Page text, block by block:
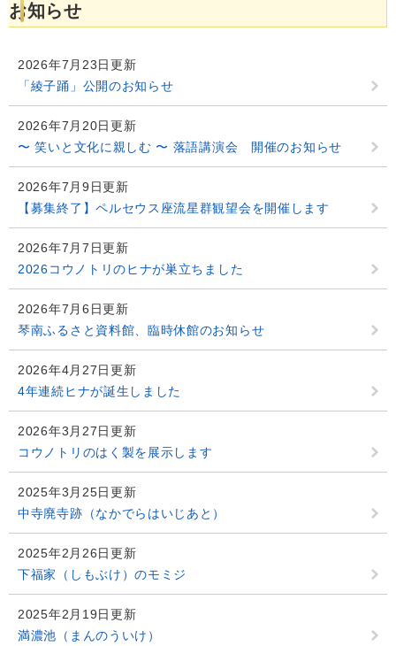
お知らせ
2026年7月23日更新
「綾子踊」公開のお知らせ
2026年7月20日更新
〜 笑いと文化に親しむ 〜 落語講演会 開催のお知らせ
2026年7月9日更新
【募集終了】ペルセウス座流星群観望会を開催します
2026年7月7日更新
2026コウノトリのヒナが巣立ちました
2026年7月6日更新
琴南ふるさと資料館、臨時休館のお知らせ
2026年4月27日更新
4年連続ヒナが誕生しました
2026年3月27日更新
コウノトリのはく製を展示します
2025年3月25日更新
中寺廃寺跡（なかでらはいじあと）
2025年2月26日更新
下福家（しもぶけ）のモミジ
2025年2月19日更新
満濃池（まんのういけ）